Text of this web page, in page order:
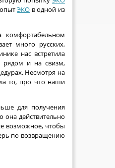
опытЭКО в одной из
комфортабельном
много русских,
нас встретила
рядом и на свизм,
Несмотря на
то, про что наши
для получения
она действительно
возможное, чтобы
по возвращению